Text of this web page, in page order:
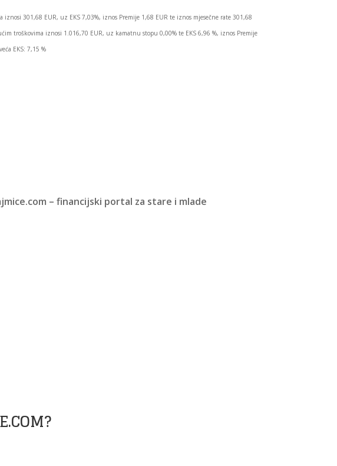
301,68 EUR, uz EKS 7,03%, iznos Premije 1,68 EUR te iznos mjesečne rate 301,68
troškovima iznosi 1.016,70 EUR, uz kamatnu stopu 0,00% te EKS 6,96 %, iznos Premije
EKS: 7,15 %
– financijski portal za stare i mlade